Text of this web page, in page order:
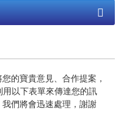
的寶貴意見、合作提案，
以下表單來傳達您的訊
們將會迅速處理，謝謝